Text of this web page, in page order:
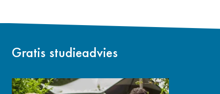
Gratis studieadvies